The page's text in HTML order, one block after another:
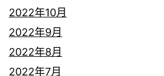
2022年10月
2022年9月
2022年8月
2022年7月